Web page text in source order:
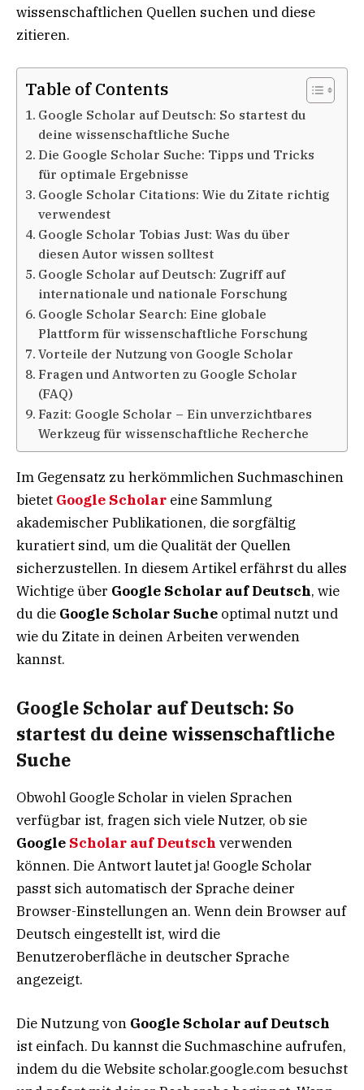
wissenschaftlichen Quellen suchen und diese
zitieren.
Table of Contents
Google Scholar auf Deutsch: So startest du
deine wissenschaftliche Suche
Die Google Scholar Suche: Tipps und Tricks
für optimale Ergebnisse
Google Scholar Citations: Wie du Zitate richtig
verwendest
Google Scholar Tobias Just: Was du über
diesen Autor wissen solltest
Google Scholar auf Deutsch: Zugriff auf
internationale und nationale Forschung
Google Scholar Search: Eine globale
Plattform für wissenschaftliche Forschung
Vorteile der Nutzung von Google Scholar
Fragen und Antworten zu Google Scholar
(FAQ)
Fazit: Google Scholar – Ein unverzichtbares
Werkzeug für wissenschaftliche Recherche
Im Gegensatz zu herkömmlichen Suchmaschinen
bietet Google Scholar eine Sammlung
akademischer Publikationen, die sorgfältig
kuratiert sind, um die Qualität der Quellen
sicherzustellen. In diesem Artikel erfährst du alles
Wichtige über Google Scholar auf Deutsch, wie
du die Google Scholar Suche optimal nutzt und
wie du Zitate in deinen Arbeiten verwenden
kannst.
Google Scholar auf Deutsch: So
startest du deine wissenschaftliche
Suche
Obwohl Google Scholar in vielen Sprachen
verfügbar ist, fragen sich viele Nutzer, ob sie
Google Scholar auf Deutsch verwenden
können. Die Antwort lautet ja! Google Scholar
passt sich automatisch der Sprache deiner
Browser-Einstellungen an. Wenn dein Browser auf
Deutsch eingestellt ist, wird die
Benutzeroberfläche in deutscher Sprache
angezeigt.
Die Nutzung von Google Scholar auf Deutsch
ist einfach. Du kannst die Suchmaschine aufrufen,
indem du die Website scholar.google.com besuchst